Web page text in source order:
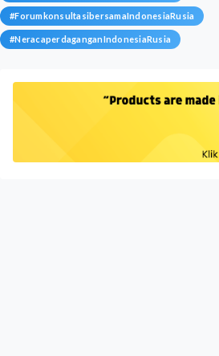
#ForumkonsultasibersamaIndonesiaRusia
#NeracaperdaganganIndonesiaRusia